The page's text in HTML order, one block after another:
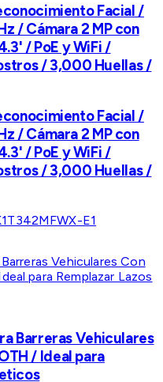
Facial /
/ Cámara 2 MP con
/ PoE y WiFi /
/ 3,000 Huellas /
Facial /
/ Cámara 2 MP con
/ PoE y WiFi /
/ 3,000 Huellas /
E1
Barreras Vehiculares
/ Ideal para